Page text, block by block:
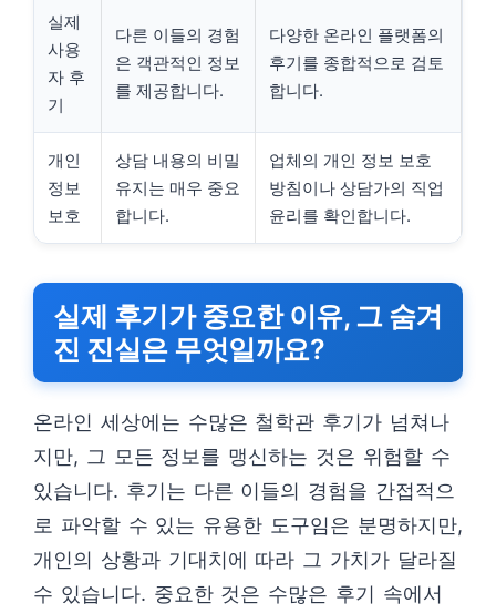
실제
사용
자 후
기
다른 이들의 경험
은 객관적인 정보
를 제공합니다.
다양한 온라인 플랫폼의
후기를 종합적으로 검토
합니다.
개인
정보
보호
상담 내용의 비밀
유지는 매우 중요
합니다.
업체의 개인 정보 보호
방침이나 상담가의 직업
윤리를 확인합니다.
실제 후기가 중요한 이유, 그 숨겨
진 진실은 무엇일까요?
온라인 세상에는 수많은 철학관 후기가 넘쳐나
지만, 그 모든 정보를 맹신하는 것은 위험할 수
있습니다. 후기는 다른 이들의 경험을 간접적으
로 파악할 수 있는 유용한 도구임은 분명하지만,
개인의 상황과 기대치에 따라 그 가치가 달라질
수 있습니다. 중요한 것은 수많은 후기 속에서